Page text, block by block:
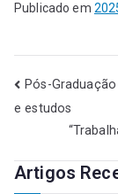
Publicado em
Pós-
e estudos
Artigos